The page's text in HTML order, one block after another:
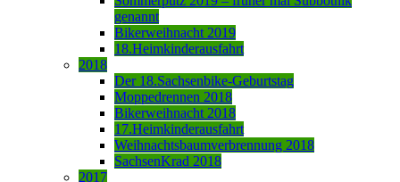
genannt
Bikerweihnacht 2019
18.Heimkinderausfahrt
2018
Der 18.Sachsenbike-Geburtstag
Moppedrennen 2018
Bikerweihnacht 2018
17.Heimkinderausfahrt
Weihnachtsbaumverbrennung 2018
SachsenKrad 2018
2017